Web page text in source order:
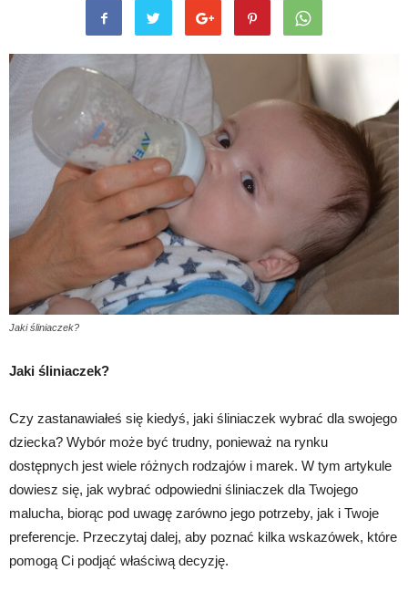
Jaki śliniaczek?
Jaki śliniaczek?
Czy zastanawiałeś się kiedyś, jaki śliniaczek wybrać dla swojego
dziecka? Wybór może być trudny, ponieważ na rynku
dostępnych jest wiele różnych rodzajów i marek. W tym artykule
dowiesz się, jak wybrać odpowiedni śliniaczek dla Twojego
malucha, biorąc pod uwagę zarówno jego potrzeby, jak i Twoje
preferencje. Przeczytaj dalej, aby poznać kilka wskazówek, które
pomogą Ci podjąć właściwą decyzję.